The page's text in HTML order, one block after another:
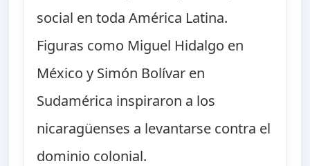
social en toda América Latina.
Figuras como Miguel Hidalgo en
México y Simón Bolívar en
Sudamérica inspiraron a los
nicaragüenses a levantarse contra el
dominio colonial.